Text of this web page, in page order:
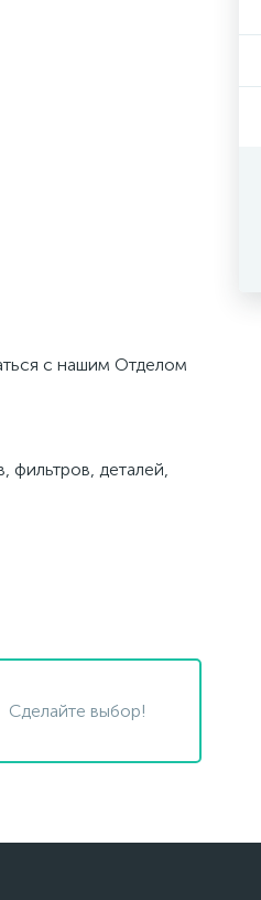
с нашим Отделом
фильтров, деталей,
Сделайте выбор!